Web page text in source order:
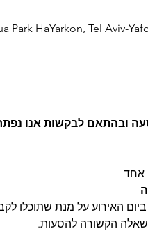
ובהתאם לבקשות אנו
אחד
האירוע על מנת שתוכלו
שאלה הקשורה להסעות.